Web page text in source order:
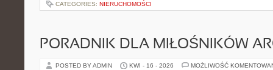
CATEGORIES: NIERUCHOMOŚCI
PORADNIK DLA MIŁOŚNIKÓW
POSTED BY ADMIN KWI - 16 - 2026 MOŻLIWOŚĆ